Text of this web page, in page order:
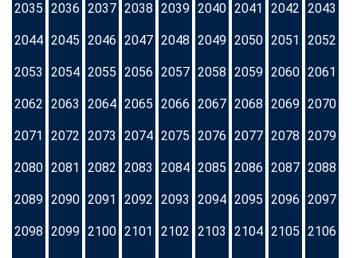
2035 2036 2037 2038 2039 2040 2041 2042 2043
2044 2045 2046 2047 2048 2049 2050 2051 2052
2053 2054 2055 2056 2057 2058 2059 2060 2061
2062 2063 2064 2065 2066 2067 2068 2069 2070
2071 2072 2073 2074 2075 2076 2077 2078 2079
2080 2081 2082 2083 2084 2085 2086 2087 2088
2089 2090 2091 2092 2093 2094 2095 2096 2097
2098 2099 2100 2101 2102 2103 2104 2105 2106